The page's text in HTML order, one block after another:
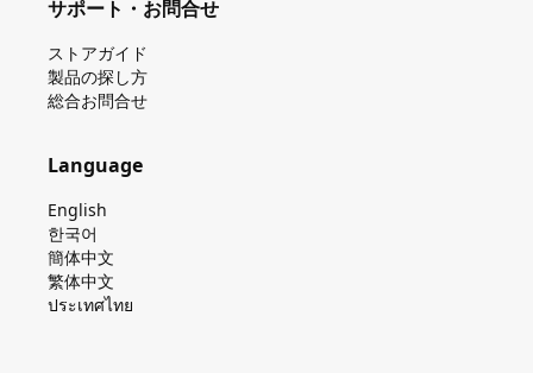
サポート・お問合せ
ストアガイド
製品の探し⽅
総合お問合せ
Language
English
한국어
簡体中文
繁体中文
ประเทศไทย